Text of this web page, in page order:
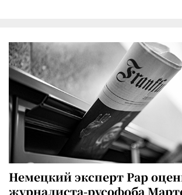
Немецкий эксперт Рар
журналиста-русофоба